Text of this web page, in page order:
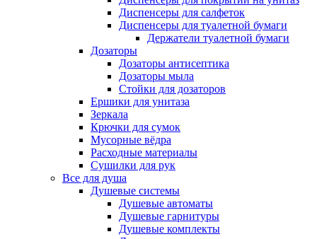
Диспенсеры для салфеток
Диспенсеры для туалетной бумаги
Держатели туалетной бумаги
Дозаторы
Дозаторы антисептика
Дозаторы мыла
Стойки для дозаторов
Ершики для унитаза
Зеркала
Крючки для сумок
Мусорные вёдра
Расходные материалы
Сушилки для рук
Все для душа
Душевые системы
Душевые автоматы
Душевые гарнитуры
Душевые комплекты